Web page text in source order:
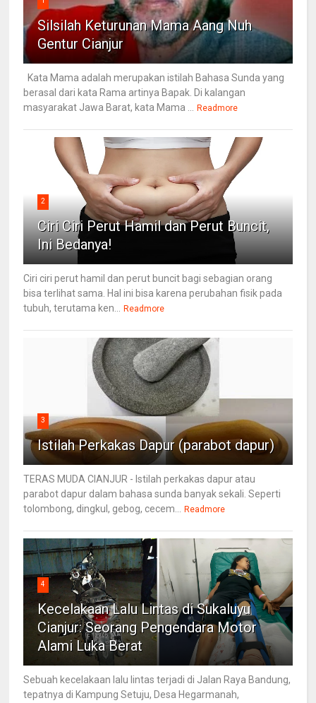
Silsilah Keturunan Mama Aang Nuh
Gentur Cianjur
Kata Mama adalah merupakan istilah Bahasa Sunda yang
berasal dari kata Rama artinya Bapak. Di kalangan
masyarakat Jawa Barat, kata Mama ... Readmore
2
Ciri Ciri Perut Hamil dan Perut Buncit,
Ini Bedanya!
Ciri ciri perut hamil dan perut buncit bagi sebagian orang
bisa terlihat sama. Hal ini bisa karena perubahan fisik pada
tubuh, terutama ken... Readmore
3
Istilah Perkakas Dapur (parabot dapur)
TERAS MUDA CIANJUR - Istilah perkakas dapur atau
parabot dapur dalam bahasa sunda banyak sekali. Seperti
tolombong, dingkul, gebog, cecem... Readmore
4
Kecelakaan Lalu Lintas di Sukaluyu
Cianjur: Seorang Pengendara Motor
Alami Luka Berat
Sebuah kecelakaan lalu lintas terjadi di Jalan Raya Bandung,
tepatnya di Kampung Setuju, Desa Hegarmanah,